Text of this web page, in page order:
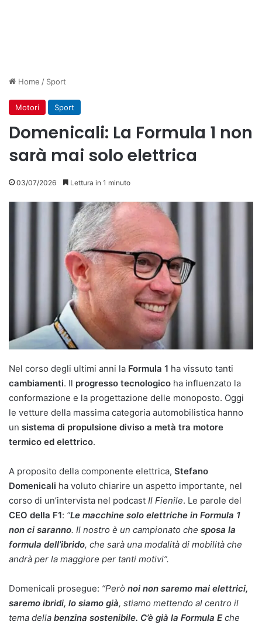
Home / Sport
Motori Sport
Domenicali: La Formula 1 non
sarà mai solo elettrica
03/07/2026 Lettura in 1 minuto
Nel corso degli ultimi anni la Formula 1 ha vissuto tanti
cambiamenti. Il progresso tecnologico ha influenzato la
conformazione e la progettazione delle monoposto. Oggi
le vetture della massima categoria automobilistica hanno
un sistema di propulsione diviso a metà tra motore
termico ed elettrico.
A proposito della componente elettrica, Stefano
Domenicali ha voluto chiarire un aspetto importante, nel
corso di un’intervista nel podcast Il Fienile. Le parole del
CEO della F1: “Le macchine solo elettriche in Formula 1
non ci saranno. Il nostro è un campionato che sposa la
formula dell’ibrido, che sarà una modalità di mobilità che
andrà per la maggiore per tanti motivi”.
Domenicali prosegue: “Però noi non saremo mai elettrici,
saremo ibridi, lo siamo già, stiamo mettendo al centro il
tema della benzina sostenibile. C’è già la Formula Eche